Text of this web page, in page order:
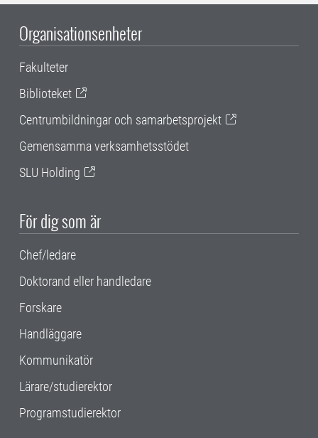
Organisationsenheter
Fakulteter
Biblioteket
Centrumbildningar och samarbetsprojekt
Gemensamma verksamhetsstödet
SLU Holding
För dig som är
Chef/ledare
Doktorand eller handledare
Forskare
Handläggare
Kommunikatör
Lärare/studierektor
Programstudierektor